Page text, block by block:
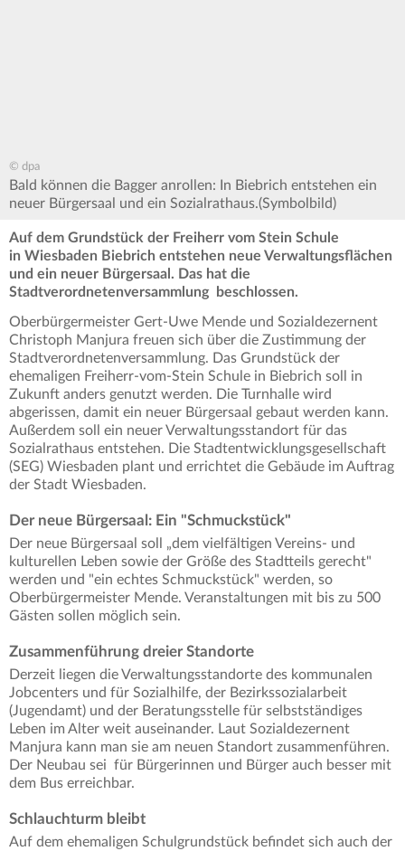
© dpa
Bald können die Bagger anrollen: In Biebrich entstehen ein
neuer Bürgersaal und ein Sozialrathaus.(Symbolbild)
Auf dem Grundstück der Freiherr vom Stein Schule
in Wiesbaden Biebrich entstehen neue Verwaltungsflächen
und ein neuer Bürgersaal. Das hat die
Stadtverordnetenversammlung beschlossen.
Oberbürgermeister Gert-Uwe Mende und Sozialdezernent
Christoph Manjura freuen sich über die Zustimmung der
Stadtverordnetenversammlung. Das Grundstück der
ehemaligen Freiherr-vom-Stein Schule in Biebrich soll in
Zukunft anders genutzt werden. Die Turnhalle wird
abgerissen, damit ein neuer Bürgersaal gebaut werden kann.
Außerdem soll ein neuer Verwaltungsstandort für das
Sozialrathaus entstehen. Die Stadtentwicklungsgesellschaft
(SEG) Wiesbaden plant und errichtet die Gebäude im Auftrag
der Stadt Wiesbaden.
Der neue Bürgersaal: Ein "Schmuckstück"
Der neue Bürgersaal soll „dem vielfältigen Vereins- und
kulturellen Leben sowie der Größe des Stadtteils gerecht"
werden und "ein echtes Schmuckstück" werden, so
Oberbürgermeister Mende. Veranstaltungen mit bis zu 500
Gästen sollen möglich sein.
Zusammenführung dreier Standorte
Derzeit liegen die Verwaltungsstandorte des kommunalen
Jobcenters und für Sozialhilfe, der Bezirkssozialarbeit
(Jugendamt) und der Beratungsstelle für selbstständiges
Leben im Alter weit auseinander. Laut Sozialdezernent
Manjura kann man sie am neuen Standort zusammenführen.
Der Neubau sei für Bürgerinnen und Bürger auch besser mit
dem Bus erreichbar.
Schlauchturm bleibt
Auf dem ehemaligen Schulgrundstück befindet sich auch der